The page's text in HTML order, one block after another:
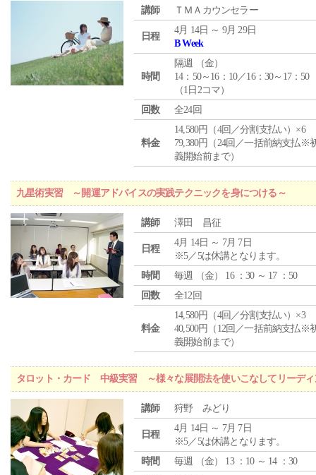
講師 ＴＭＡカウンセラー
日程
4月 14日 ～ 9月 29日
B Week
時間
隔週 （金）
14：50～16：10／16：30～17：50
（1日2コマ）
回数
全24回
料金
14,580円（4回／分割支払い）×6
79,380円（24回／一括前納支払※
義開始前まで）
九星術実習 ～開運アドバイスの実践テクニックを身につける～
講師 澤田 昌征
日程
4月 14日 ～ 7月 7日
※5／5は休講となります。
時間
毎週 （金） 16 ：30 ～ 17 ：50
回数
全12回
料金
14,580円（4回／分割支払い）×3
40,500円（12回／一括前納支払※
義開始前まで）
タロット・カード 中級実習 ～様々な展開法を使いこなしてリーディ
講師 狩野 みどり
日程
4月 14日 ～ 7月 7日
※5／5は休講となります。
時間
毎週 （金） 13 ：10 ～ 14 ：30